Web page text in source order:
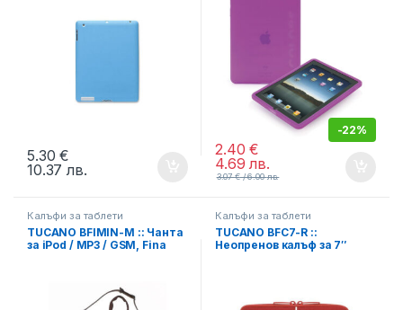
5.30€
10.37лв.
-22%
2.40€
4.69лв.
3.07€ 6.00лв.
Калъфи за таблети
TUCANO BFIMIN-M :: Чанта
за iPod / MP3 / GSM, Fina
Калъфи за таблети
TUCANO BFC7-R ::
Неопренов калъф за 7″